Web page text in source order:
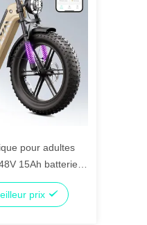
pour adultes
15Ah batterie
20 " pneu gras
à disque de
prix